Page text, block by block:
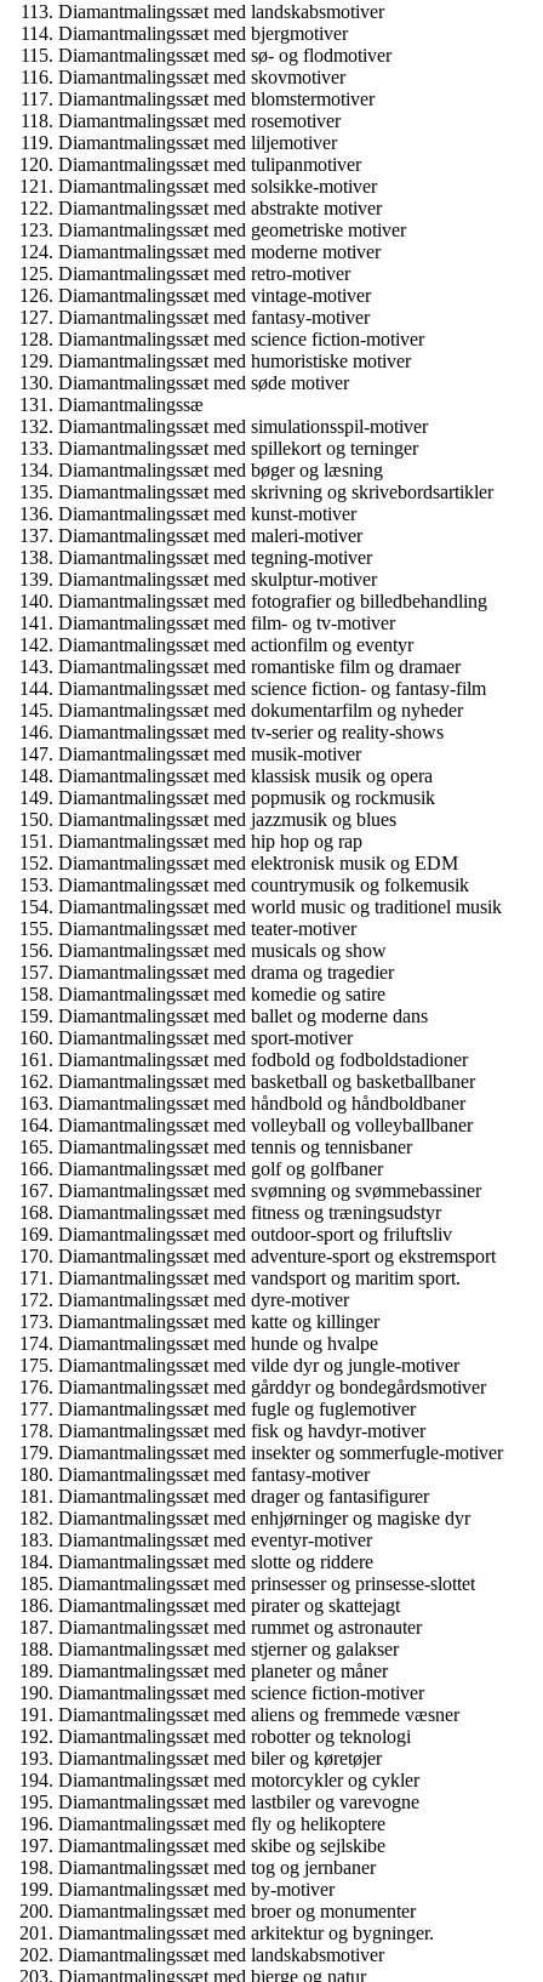
Diamantmalingssæt med landskabsmotiver
Diamantmalingssæt med bjergmotiver
Diamantmalingssæt med sø- og flodmotiver
Diamantmalingssæt med skovmotiver
Diamantmalingssæt med blomstermotiver
Diamantmalingssæt med rosemotiver
Diamantmalingssæt med liljemotiver
Diamantmalingssæt med tulipanmotiver
Diamantmalingssæt med solsikke-motiver
Diamantmalingssæt med abstrakte motiver
Diamantmalingssæt med geometriske motiver
Diamantmalingssæt med moderne motiver
Diamantmalingssæt med retro-motiver
Diamantmalingssæt med vintage-motiver
Diamantmalingssæt med fantasy-motiver
Diamantmalingssæt med science fiction-motiver
Diamantmalingssæt med humoristiske motiver
Diamantmalingssæt med søde motiver
Diamantmalingssæ
Diamantmalingssæt med simulationsspil-motiver
Diamantmalingssæt med spillekort og terninger
Diamantmalingssæt med bøger og læsning
Diamantmalingssæt med skrivning og skrivebordsartikler
Diamantmalingssæt med kunst-motiver
Diamantmalingssæt med maleri-motiver
Diamantmalingssæt med tegning-motiver
Diamantmalingssæt med skulptur-motiver
Diamantmalingssæt med fotografier og billedbehandling
Diamantmalingssæt med film- og tv-motiver
Diamantmalingssæt med actionfilm og eventyr
Diamantmalingssæt med romantiske film og dramaer
Diamantmalingssæt med science fiction- og fantasy-film
Diamantmalingssæt med dokumentarfilm og nyheder
Diamantmalingssæt med tv-serier og reality-shows
Diamantmalingssæt med musik-motiver
Diamantmalingssæt med klassisk musik og opera
Diamantmalingssæt med popmusik og rockmusik
Diamantmalingssæt med jazzmusik og blues
Diamantmalingssæt med hip hop og rap
Diamantmalingssæt med elektronisk musik og EDM
Diamantmalingssæt med countrymusik og folkemusik
Diamantmalingssæt med world music og traditionel musik
Diamantmalingssæt med teater-motiver
Diamantmalingssæt med musicals og show
Diamantmalingssæt med drama og tragedier
Diamantmalingssæt med komedie og satire
Diamantmalingssæt med ballet og moderne dans
Diamantmalingssæt med sport-motiver
Diamantmalingssæt med fodbold og fodboldstadioner
Diamantmalingssæt med basketball og basketballbaner
Diamantmalingssæt med håndbold og håndboldbaner
Diamantmalingssæt med volleyball og volleyballbaner
Diamantmalingssæt med tennis og tennisbaner
Diamantmalingssæt med golf og golfbaner
Diamantmalingssæt med svømning og svømmebassiner
Diamantmalingssæt med fitness og træningsudstyr
Diamantmalingssæt med outdoor-sport og friluftsliv
Diamantmalingssæt med adventure-sport og ekstremsport
Diamantmalingssæt med vandsport og maritim sport.
Diamantmalingssæt med dyre-motiver
Diamantmalingssæt med katte og killinger
Diamantmalingssæt med hunde og hvalpe
Diamantmalingssæt med vilde dyr og jungle-motiver
Diamantmalingssæt med gårddyr og bondegårdsmotiver
Diamantmalingssæt med fugle og fuglemotiver
Diamantmalingssæt med fisk og havdyr-motiver
Diamantmalingssæt med insekter og sommerfugle-motiver
Diamantmalingssæt med fantasy-motiver
Diamantmalingssæt med drager og fantasifigurer
Diamantmalingssæt med enhjørninger og magiske dyr
Diamantmalingssæt med eventyr-motiver
Diamantmalingssæt med slotte og riddere
Diamantmalingssæt med prinsesser og prinsesse-slottet
Diamantmalingssæt med pirater og skattejagt
Diamantmalingssæt med rummet og astronauter
Diamantmalingssæt med stjerner og galakser
Diamantmalingssæt med planeter og måner
Diamantmalingssæt med science fiction-motiver
Diamantmalingssæt med aliens og fremmede væsner
Diamantmalingssæt med robotter og teknologi
Diamantmalingssæt med biler og køretøjer
Diamantmalingssæt med motorcykler og cykler
Diamantmalingssæt med lastbiler og varevogne
Diamantmalingssæt med fly og helikoptere
Diamantmalingssæt med skibe og sejlskibe
Diamantmalingssæt med tog og jernbaner
Diamantmalingssæt med by-motiver
Diamantmalingssæt med broer og monumenter
Diamantmalingssæt med arkitektur og bygninger.
Diamantmalingssæt med landskabsmotiver
Diamantmalingssæt med bjerge og natur